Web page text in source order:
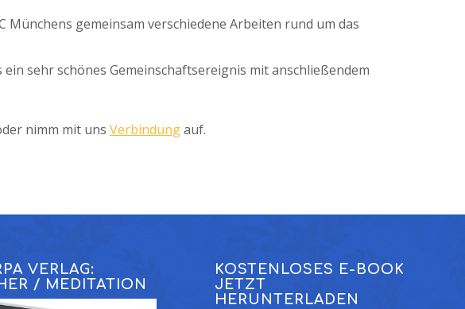
gemeinsam verschiedene Arbeiten rund um das
sehr schönes Gemeinschaftsereignis mit anschließendem
nimm mit uns Verbindungauf.
VERLAG:
/ MEDITATION
KOSTENLOSES E-BOOK
JETZT
HERUNTERLADEN